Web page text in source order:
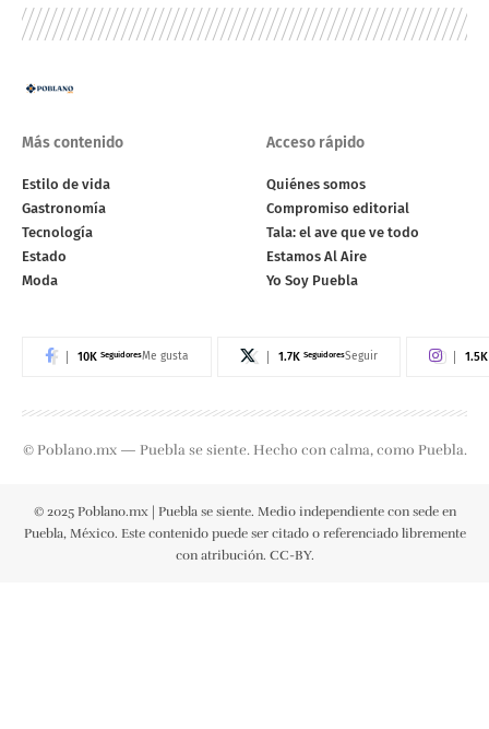
Más contenido
Estilo de vida
Gastronomía
Tecnología
Estado
Moda
Acceso rápido
Quiénes somos
Compromiso editorial
Tala: el ave que ve todo
Estamos Al Aire
Yo Soy Puebla
10K SeguidoresMe gusta 1.7K SeguidoresSeguir 1.5K
© Poblano.mx — Puebla se siente. Hecho con calma, como Puebla.
© 2025 Poblano.mx | Puebla se siente. Medio independiente con sede en
Puebla, México. Este contenido puede ser citado o referenciado libremente
con atribución. CC-BY.